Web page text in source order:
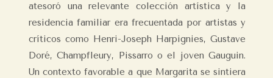
atesoró una relevante colección artística y la
residencia familiar era frecuentada por artistas y
críticos como Henri-Joseph Harpignies, Gustave
Doré, Champfleury, Pissarro o el joven Gauguin.
Un contexto favorable a que Margarita se sintiera